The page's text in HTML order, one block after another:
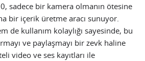
sadece bir kamera olmanın ötesine
bir içerik üretme aracı sunuyor.
de kullanım kolaylığı sayesinde, bu
ve paylaşmayı bir zevk haline
video ve ses kayıtları ile